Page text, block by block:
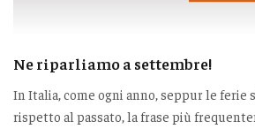
Ne riparliamo a settembre!
In Italia, come ogni anno, seppur le ferie
rispetto al passato, la frase più